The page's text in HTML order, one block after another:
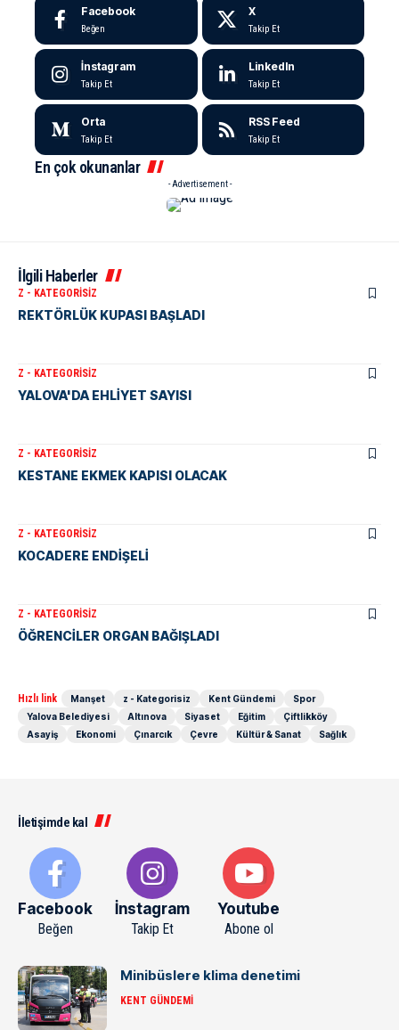
Facebook
Beğen
X
Takip Et
İnstagram
Takip Et
LinkedIn
Takip Et
Orta
Takip Et
RSS Feed
Takip Et
En çok okunanlar
- Advertisement -
İlgili Haberler
Z - KATEGORISIZ
REKTÖRLÜK KUPASI BAŞLADI
Z - KATEGORISIZ
YALOVA'DA EHLİYET SAYISI
Z - KATEGORISIZ
KESTANE EKMEK KAPISI OLACAK
Z - KATEGORISIZ
KOCADERE ENDİŞELİ
Z - KATEGORISIZ
ÖĞRENCİLER ORGAN BAĞIŞLADI
Hızlı link Manşet z - Kategorisiz Kent Gündemi
Spor
Yalova Belediyesi
Altınova Siyaset Eğitim
Çiftlikköy
Asayiş
Ekonomi Çınarcık Çevre Kültür & Sanat Sağlık
İletişimde kal
Facebook
Beğen
İnstagram
Takip Et
Youtube
Abone ol
Minibüslere klima denetimi
KENT GÜNDEMI